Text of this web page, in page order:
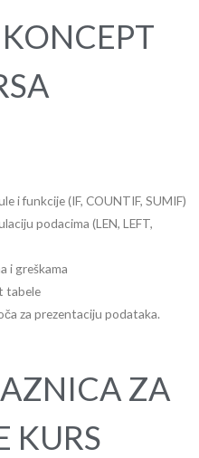
i funkcije (IF, COUNTIF, SUMIF)
podacima (LEN, LEFT,
i greškama
tabele
za prezentaciju podataka.
ZA
KURS